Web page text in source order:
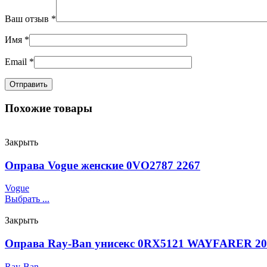
Ваш отзыв *
Имя *
Email *
Похожие товары
Закрыть
Оправа Vogue женские 0VO2787 2267
Vogue
Выбрать ...
Закрыть
Оправа Ray-Ban унисекс 0RX5121 WAYFARER